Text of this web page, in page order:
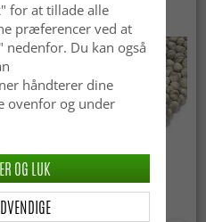
for at tillade alle
præferencer ved at
Du kan også
håndterer dine
ovenfor og under
OG LUK